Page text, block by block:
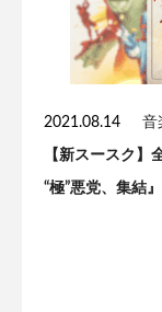
2021.08.14 音
【新スースク】
“極”悪党、集結